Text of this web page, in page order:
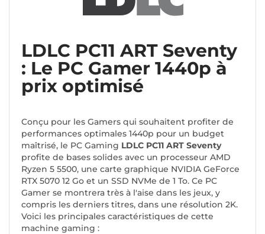
LDLC PC11 ART Seventy
: Le PC Gamer 1440p à
prix optimisé
Conçu pour les Gamers qui souhaitent profiter de
performances optimales 1440p pour un budget
maîtrisé, le PC Gaming LDLC PC11 ART Seventy
profite de bases solides avec un processeur AMD
Ryzen 5 5500, une carte graphique NVIDIA GeForce
RTX 5070 12 Go et un SSD NVMe de 1 To. Ce PC
Gamer se montrera très à l'aise dans les jeux, y
compris les derniers titres, dans une résolution 2K.
Voici les principales caractéristiques de cette
machine gaming :